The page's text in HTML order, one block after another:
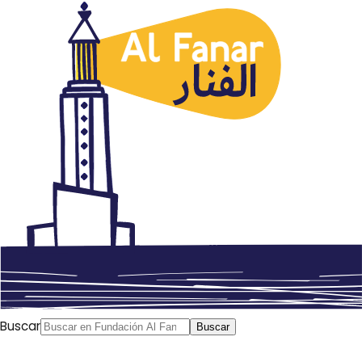
Buscar Buscar
Política de cookies
¿Qué son las cookies?
Las cookies son pequeños archivos de texto que se
almacenan en el dispositivo del usuario cuando
visita una página web. Su finalidad es permitir el
correcto funcionamiento del sitio, recordar
determinadas preferencias y recopilar información
estadística sobre la navegación.